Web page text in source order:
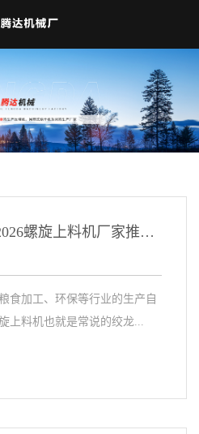
yy易游体育怎么样:2026螺旋上料机厂家推荐绞龙上料机厂家优选指南！
食加工、环保等行业的生产自
上料机也就是常说的绞龙...